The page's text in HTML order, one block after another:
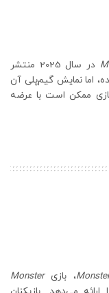
در سال 2025 منتشر
اما نمایش گیم‌پلی آن
بازی ممکن است با عرضه
Monster